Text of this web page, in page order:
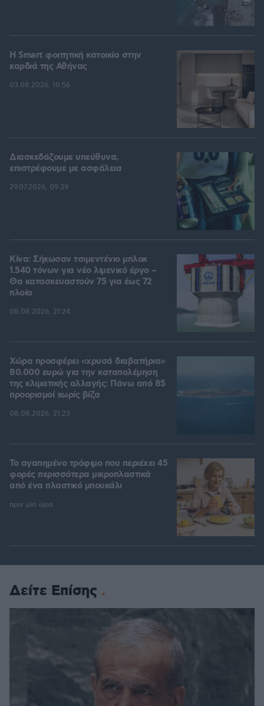
Η Smart φοιτητική κατοικία στην
καρδιά της Αθήνας
03.08.2026, 10:56
Διασκεδάζουμε υπεύθυνα,
επιστρέφουμε με ασφάλεια
29.07.2026, 09:39
Κίνα: Σήκωσαν τσιμεντένιο μπλοκ
1.540 τόνων για νέο λιμενικό έργο –
Θα κατασκευαστούν 75 για έως 72
πλοία
08.08.2026, 21:24
Χώρα προσφέρει «χρυσά διαβατήρια»
80.000 ευρώ για την καταπολέμηση
της κλιματικής αλλαγής: Πάνω από 85
προορισμοί χωρίς βίζα
08.08.2026, 21:23
Το αγαπημένο τρόφιμο που περιέχει 45
φορές περισσότερα μικροπλαστικά
από ένα πλαστικό μπουκάλι
πριν μία ώρα
Δείτε Επίσης